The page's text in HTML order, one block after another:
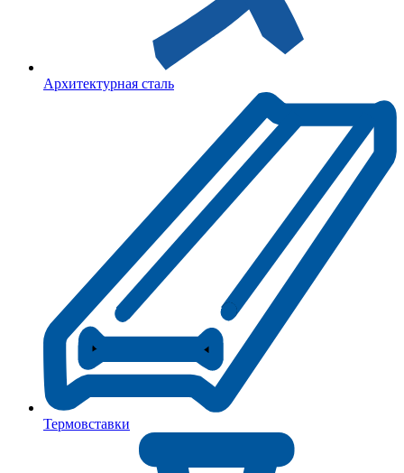
Архитектурная сталь
Термовставки